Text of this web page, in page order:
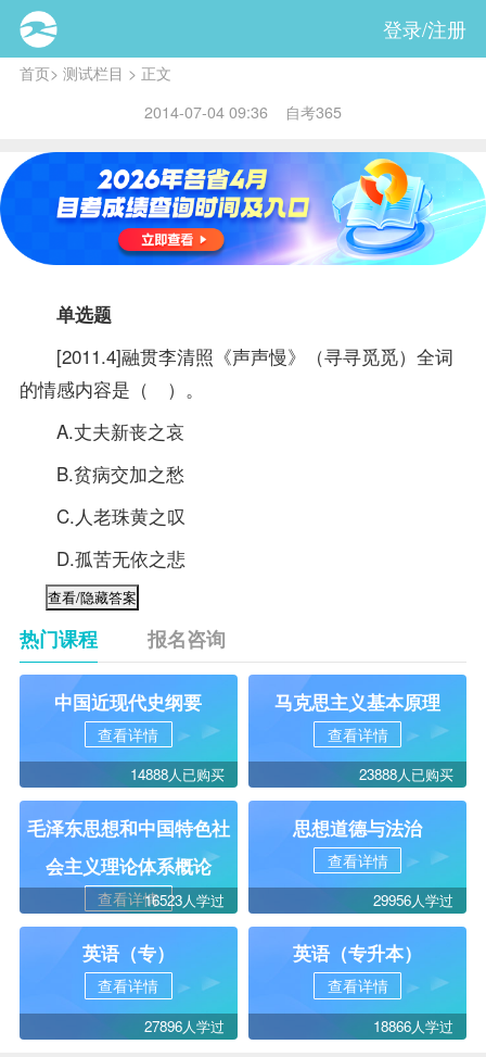
登录/注册
首页> 测试栏目 > 正文
2014-07-04 09:36 自考365
单选题
[2011.4]融贯李清照《声声慢》（寻寻觅觅）全词
的情感内容是（ ）。
A.丈夫新丧之哀
B.贫病交加之愁
C.人老珠黄之叹
D.孤苦无依之悲
热门课程 报名咨询
中国近现代史纲要
查看详情
14888人已购买
马克思主义基本原理
查看详情
23888人已购买
毛泽东思想和中国特色社
会主义理论体系概论
查看详情16523人学过
思想道德与法治
查看详情
29956人学过
英语（专）
查看详情
27896人学过
英语（专升本）
查看详情
18866人学过